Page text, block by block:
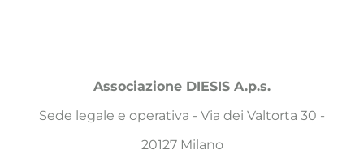
Associazione DIESIS A.p.s.
Sede legale e operativa - Via dei Valtorta 30 -
20127 Milano